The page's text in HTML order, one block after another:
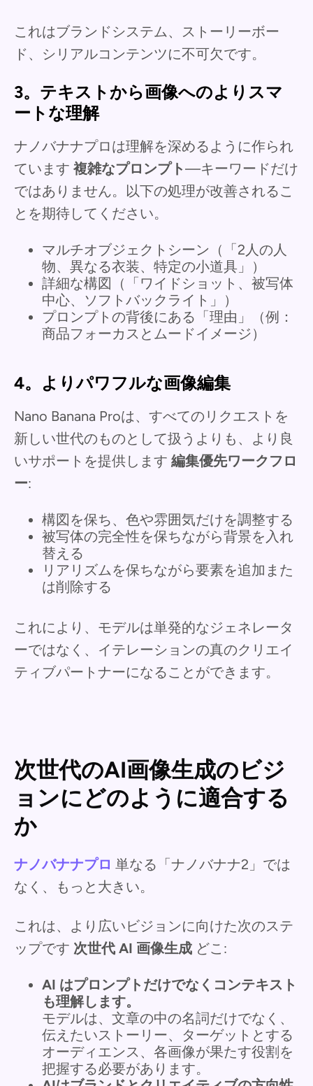
これはブランドシステム、ストーリーボー
ド、シリアルコンテンツに不可欠です。
3。テキストから画像へのよりスマ
ートな理解
ナノバナナプロは理解を深めるように作られ
ています 複雑なプロンプト—キーワードだけ
ではありません。以下の処理が改善されるこ
とを期待してください。
マルチオブジェクトシーン（「2人の人
物、異なる衣装、特定の小道具」）
詳細な構図（「ワイドショット、被写体
中心、ソフトバックライト」）
プロンプトの背後にある「理由」（例：
商品フォーカスとムードイメージ）
4。よりパワフルな画像編集
Nano Banana Proは、すべてのリクエストを
新しい世代のものとして扱うよりも、より良
いサポートを提供します 編集優先ワークフロ
ー:
構図を保ち、色や雰囲気だけを調整する
被写体の完全性を保ちながら背景を入れ
替える
リアリズムを保ちながら要素を追加また
は削除する
これにより、モデルは単発的なジェネレータ
ーではなく、イテレーションの真のクリエイ
ティブパートナーになることができます。
次世代のAI画像生成のビジ
ョンにどのように適合する
か
ナノバナナプロ 単なる「ナノバナナ2」では
なく、もっと大きい。
これは、より広いビジョンに向けた次のステ
ップです 次世代 AI 画像生成 どこ:
AI はプロンプトだけでなくコンテキスト
も理解します。
モデルは、文章の中の名詞だけでなく、
伝えたいストーリー、ターゲットとする
オーディエンス、各画像が果たす役割を
把握する必要があります。